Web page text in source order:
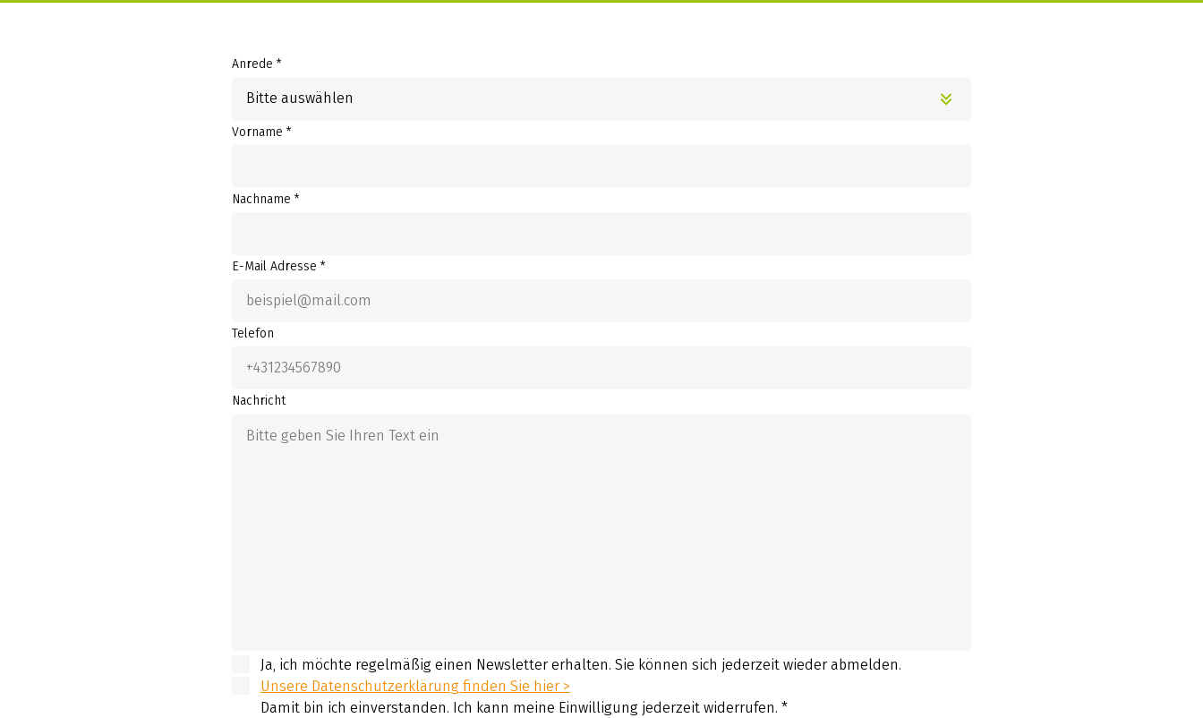
Anrede *
Bitte auswählen
Vorname *
Nachname *
E-Mail Adresse *
Telefon
Nachricht
Ja, ich möchte regelmäßig einen Newsletter erhalten. Sie können sich jederzeit wieder abmelden.
Unsere Datenschutzerklärung finden Sie hier >
Damit bin ich einverstanden. Ich kann meine Einwilligung jederzeit widerrufen. *